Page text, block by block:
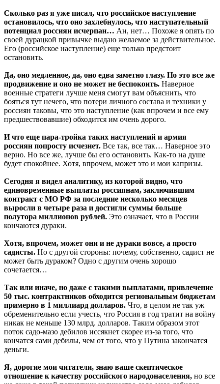
Сколько раз я уже писал, что российское наступление
остановилось, что оно захлебнулось, что наступательный
потенциал россиян исчерпан… Ан, нет… Похоже я опять по
своей дурацкой привычке выдаю желаемое за действительное.
Его (российское наступление) еще только предстоит
остановить.
Да, оно медленное, да, оно едва заметно глазу. Но это все же
продвижение и оно не может не беспокоить. Наверное
военные стратеги лучше меня смогут вам объяснить, что
бояться тут нечего, что потери личного состава и техники у
россиян таковы, что это наступление (как впрочем и все ему
предшествовавшие) обходится им очень дорого.
И что еще пара-тройка таких наступлений и армия
россиян попросту исчезнет. Все так, все так… Наверное это
верно. Но все же, лучше бы его остановить. Как-то на душе
будет спокойнее. Хотя, впрочем, может это и мои капризы.
Сегодня я видел аналитику, из которой видно, что
единовременные выплаты россиянам, заключившим
контракт с МО РФ за последние несколько месяцев
выросли в четыре раза и достигли суммы больше
полутора миллионов рублей. Это означает, что в России
кончаются дураки.
Хотя, впрочем, может они и не дураки вовсе, а просто
садисты. Но с другой стороны: почему, собственно, садист не
может быть дураком? Одно с другим очень хорошо
сочетается…
Так или иначе, но даже с такими выплатами, привлечение
50 тыс. контрактников обходится региональным бюджетам
примерно в 1 миллиард долларов. Что, в целом не так уж
обременительно если учесть, что Россия в год тратит на войну
никак не меньше 130 млрд. долларов. Таким образом этот
поток садо-мазо дебилов иссякнет скорее из-за того, что
кончатся сами дебилы, чем от того, что у Путина закончатся
деньги.
Я, дорогие мои читатели, знаю ваше скептическое
отношение к качеству российского народонаселения, но все